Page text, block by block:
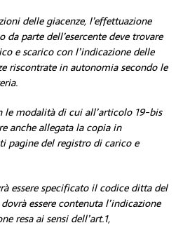
delle giacenze, l’effettuazione
parte dell’esercente deve trovare
e scarico con l’indicazione delle
riscontrate in autonomia secondo le
le modalità di cui all’articolo 19-bis
anche allegata la copia in
pagine del registro di carico e
essere specificato il codice ditta del
essere contenuta l’indicazione
resa ai sensi dell’art.1,